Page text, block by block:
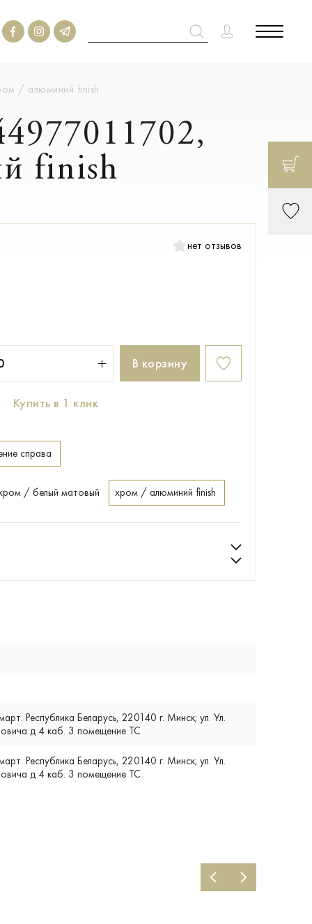
/ алюминий finish
finish
нет отзывов
В корзину
Купить в 1 клик
справа
/ белый матовый хром / алюминий finish
Республика Беларусь, 220140 г. Минск; ул. Ул.
д 4 каб. 3 помещение ТС
Республика Беларусь, 220140 г. Минск; ул. Ул.
д 4 каб. 3 помещение ТС